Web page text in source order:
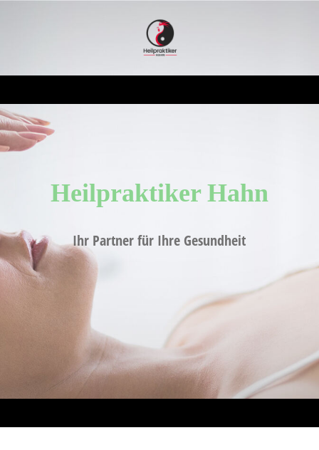
Heilpraktiker Hahn
Ihr Partner für Ihre Gesundheit